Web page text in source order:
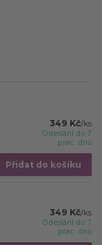
349 Kč/ks
Odeslání do 7
prac. dnů
Přidat do košíku
349 Kč/ks
Odeslání do 7
prac. dnů